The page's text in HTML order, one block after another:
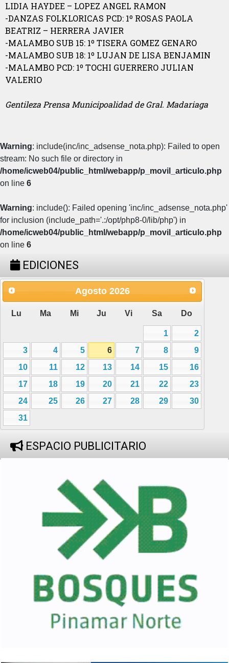
LIDIA HAYDEE – LOPEZ ANGEL RAMON
-DANZAS FOLKLORICAS PCD: 1º ROSAS PAOLA
BEATRIZ – HERRERA JAVIER
-MALAMBO SUB 15: 1º TISERA GOMEZ GENARO
-MALAMBO SUB 18: 1º LUJAN DE LISA BENJAMIN
-MALAMBO PCD: 1º TOCHI GUERRERO JULIAN
VALERIO
Gentileza Prensa Municipoalidad de Gral. Madariaga
Warning: include(inc/inc_adsense_nota.php): Failed to open
stream: No such file or directory in
/home/icweb04/public_html/webapp/p_movil_articulo.php
on line 6
Warning: include(): Failed opening 'inc/inc_adsense_nota.php'
for inclusion (include_path='.:/opt/php8-0/lib/php') in
/home/icweb04/public_html/webapp/p_movil_articulo.php
on line 6
EDICIONES
Agosto 2026
Lu Ma Mi Ju Vi Sa Do
1
2
3
4 5 6 7 8
9
10
11 12 13 14 15
16
17
18 19 20 21 22
23
24
25 26 27 28 29
30
31
ESPACIO PUBLICITARIO